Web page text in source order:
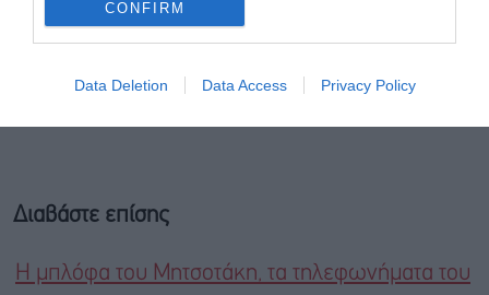
CONFIRM
Data Deletion Data Access Privacy Policy
Διαβάστε επίσης
Η μπλόφα του Μητσοτάκη, τα τηλεφωνήματα του